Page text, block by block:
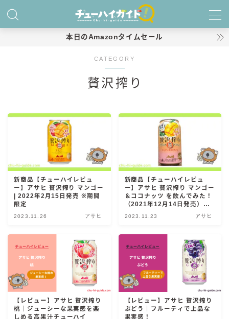
おすすめランキング！
商品レビュー
キリン
氷結
氷結 無糖
麒麟 発酵サワー
麹レモンサワー
本搾り
スミノフ セルツァー
サントリー
本日のAmazonタイムセール
CATEGORY
贅沢搾り
新商品【チューハイレビュ
ー】アサヒ 贅沢搾り マンゴー
| 2022年2月15日発売 ※期間
限定
2023.11.26 アサヒ
新商品【チューハイレビュ
ー】アサヒ 贅沢搾り マンゴー
＆ココナッツ を飲んでみた！
（2021年12月14日発売）※
2023.11.23 アサヒ
【レビュー】アサヒ 贅沢搾り
桃｜ジューシーな果実感を楽
しめる高果汁チューハイ
【レビュー】アサヒ 贅沢搾り
ぶどう｜フルーティで上品な
果実感！